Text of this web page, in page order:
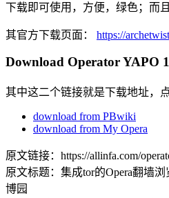
下载即可使用，方便，绿色；而
其官方下载页面： https://
Download Operator YAPO
其中这二个链接就是下载地址，
download from PBwiki
download from My Opera
原文链接：https://allinfa.com/
原文标题：集成tor的Opera翻墙浏
博园